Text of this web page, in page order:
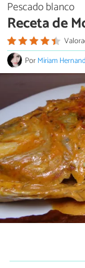
Pescado blanco
Receta de
PorMiriam